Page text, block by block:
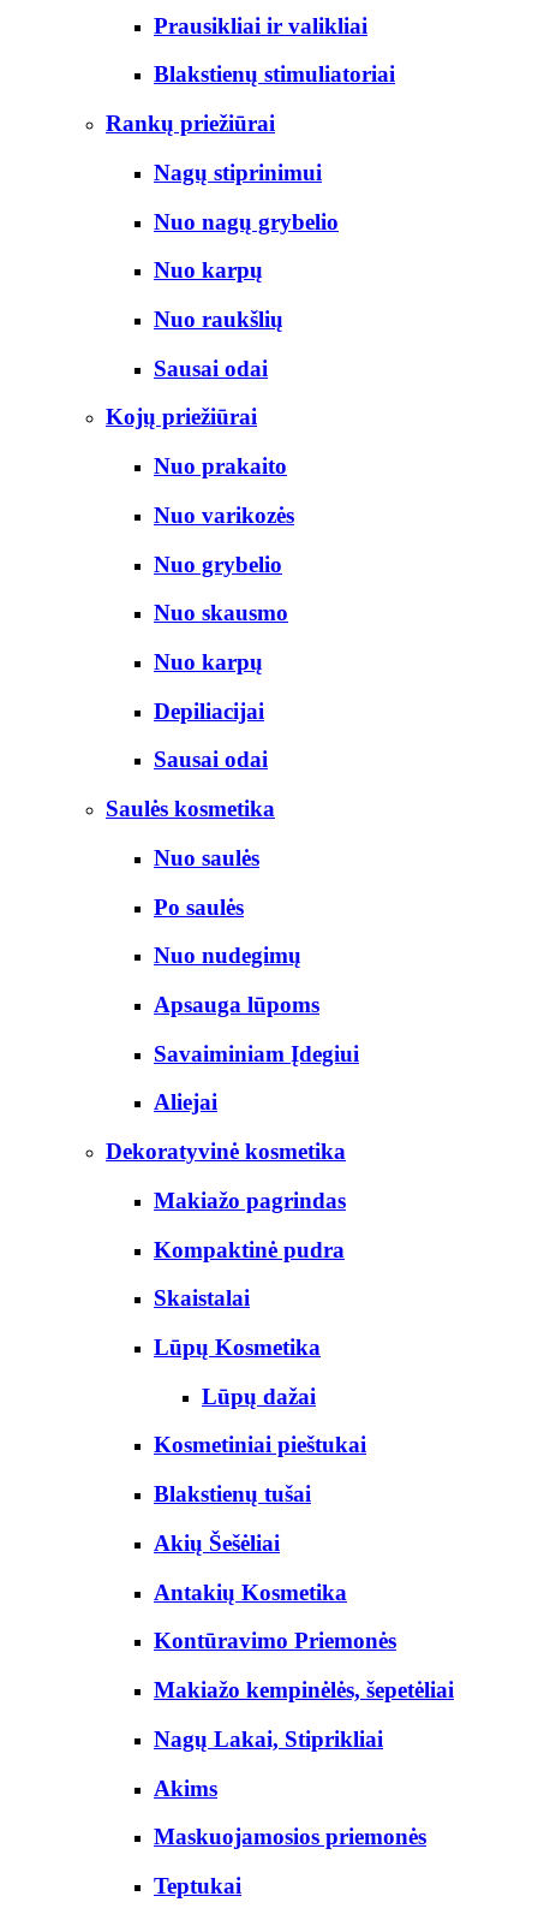
Prausikliai ir valikliai
Blakstienų stimuliatoriai
Rankų priežiūrai
Nagų stiprinimui
Nuo nagų grybelio
Nuo karpų
Nuo raukšlių
Sausai odai
Kojų priežiūrai
Nuo prakaito
Nuo varikozės
Nuo grybelio
Nuo skausmo
Nuo karpų
Depiliacijai
Sausai odai
Saulės kosmetika
Nuo saulės
Po saulės
Nuo nudegimų
Apsauga lūpoms
Savaiminiam Įdegiui
Aliejai
Dekoratyvinė kosmetika
Makiažo pagrindas
Kompaktinė pudra
Skaistalai
Lūpų Kosmetika
Lūpų dažai
Kosmetiniai pieštukai
Blakstienų tušai
Akių Šešėliai
Antakių Kosmetika
Kontūravimo Priemonės
Makiažo kempinėlės, šepetėliai
Nagų Lakai, Stiprikliai
Akims
Maskuojamosios priemonės
Teptukai